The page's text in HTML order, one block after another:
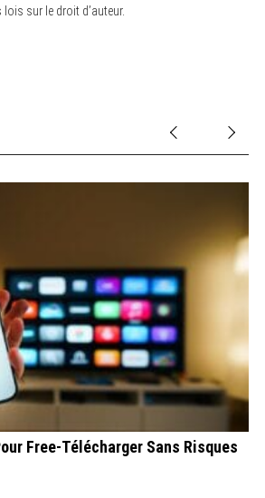
sur le droit d’auteur.
Free-Télécharger Sans Risques